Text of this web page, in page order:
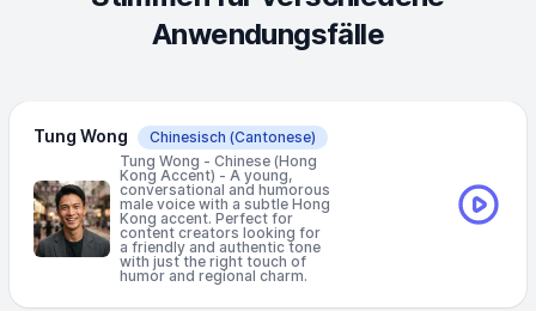
Anwendungsfälle
Tung Wong Chinesisch (Cantonese)
Tung Wong - Chinese (Hong
Kong Accent) - A young,
conversational and humorous
male voice with a subtle Hong
Kong accent. Perfect for
content creators looking for
a friendly and authentic tone
with just the right touch of
humor and regional charm.